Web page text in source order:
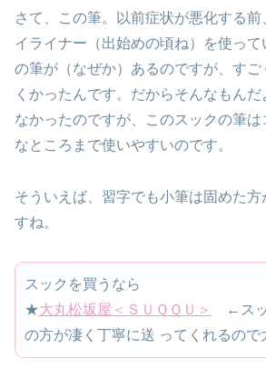
さて、この筆。以前症状が悪化する
イライナー（出始めの頃ね）を使って
の筆が（なぜか）あるのですが、す
くかったんです。だからそんなもん
なかったのですが、このスックの筆
なところまで使いやすいのです。
そういえば、習字でも小筆は固めた
すね。
スックを買うなら
★大丸松坂屋＜ＳＵＱＱＵ＞
←スッ
の方が凄く丁寧に送 ってくれるので